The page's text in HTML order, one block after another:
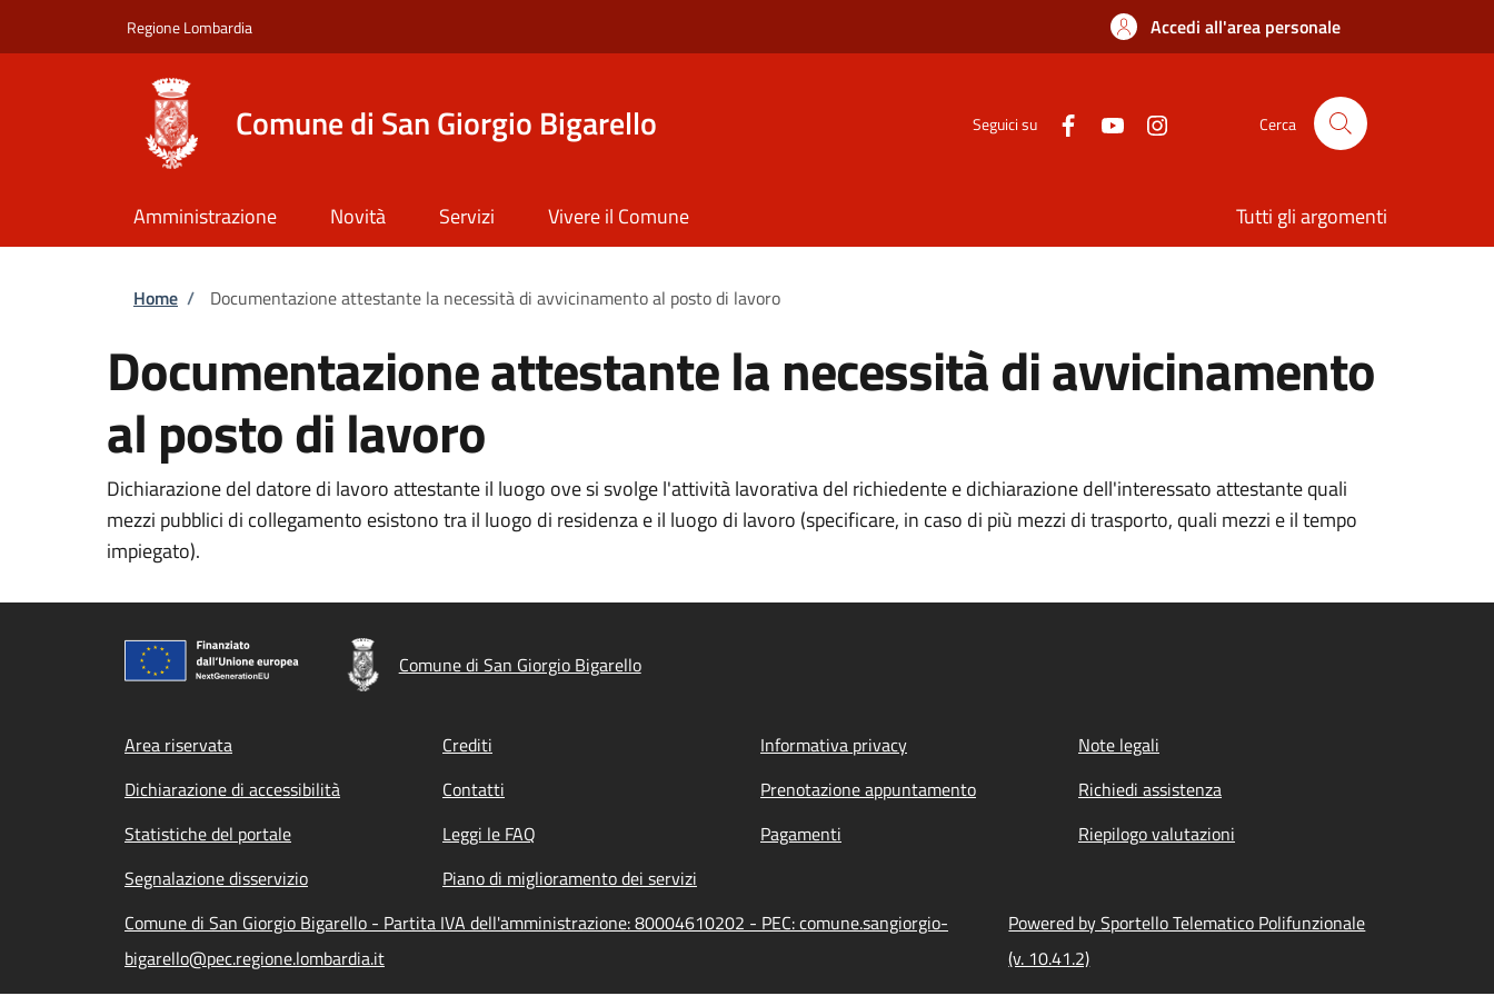
Regione Lombardia Accedi all'area personale
Comune di San Giorgio Bigarello Seguici su Cerca
Amministrazione Novità Servizi Vivere il Comune Tutti gli argomenti
Briciole di pane
Home / Documentazione attestante la necessità di avvicinamento al posto di lavoro
Documentazione attestante la necessità di avvicinamento
al posto di lavoro
Dichiarazione del datore di lavoro attestante il luogo ove si svolge l'attività lavorativa del richiedente e dichiarazione dell'interessato attestante quali
mezzi pubblici di collegamento esistono tra il luogo di residenza e il luogo di lavoro (specificare, in caso di più mezzi di trasporto, quali mezzi e il tempo
impiegato).
Comune di San Giorgio Bigarello
Footer menu
Area riservata Crediti Informativa privacy
Note legali
Dichiarazione di accessibilità
Contatti Prenotazione appuntamento
Richiedi assistenza
Statistiche del portale
Leggi le FAQ Pagamenti
Riepilogo valutazioni
Segnalazione disservizio
Piano di miglioramento dei servizi
Comune di San Giorgio Bigarello - Partita IVA dell'amministrazione: 80004610202 - PEC: comune.sangiorgio-
bigarello@pec.regione.lombardia.it
Powered by Sportello Telematico Polifunzionale
(v. 10.41.2)